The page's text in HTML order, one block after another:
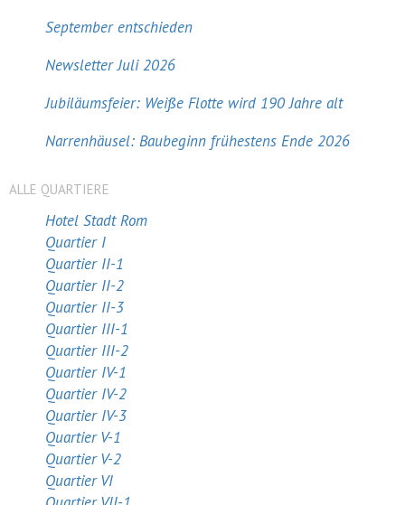
September entschieden
Newsletter Juli 2026
Jubiläumsfeier: Weiße Flotte wird 190 Jahre alt
Narrenhäusel: Baubeginn frühestens Ende 2026
ALLE QUARTIERE
Hotel Stadt Rom
Quartier I
Quartier II-1
Quartier II-2
Quartier II-3
Quartier III-1
Quartier III-2
Quartier IV-1
Quartier IV-2
Quartier IV-3
Quartier V-1
Quartier V-2
Quartier VI